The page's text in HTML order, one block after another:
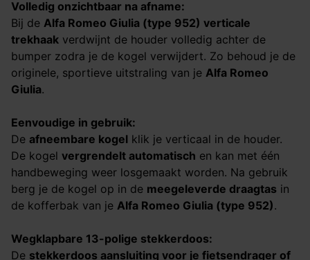
Volledig onzichtbaar na afname:
Bij de Alfa Romeo Giulia (type 952) verticale
trekhaak verdwijnt de houder volledig achter de
bumper zodra je de kogel verwijdert. Zo behoud je de
originele, sportieve uitstraling van je Alfa Romeo
Giulia.
Eenvoudige in gebruik:
De afneembare kogel klik je verticaal in de houder.
De kogel vergrendelt automatisch en kan met één
handbeweging weer losgemaakt worden. Na gebruik
berg je de kogel op in de meegeleverde draagtas in
de kofferbak van je Alfa Romeo Giulia (type 952).
Wegklapbare 13-polige stekkerdoos:
De stekkerdoos aansluiting voor je fietsendrager of